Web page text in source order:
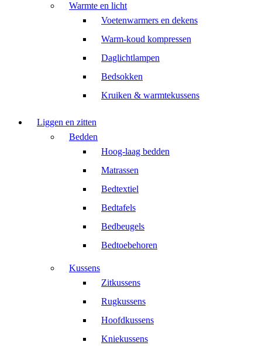
Warmte en licht
Voetenwarmers en dekens
Warm-koud kompressen
Daglichtlampen
Bedsokken
Kruiken & warmtekussens
Liggen en zitten
Bedden
Hoog-laag bedden
Matrassen
Bedtextiel
Bedtafels
Bedbeugels
Bedtoebehoren
Kussens
Zitkussens
Rugkussens
Hoofdkussens
Kniekussens